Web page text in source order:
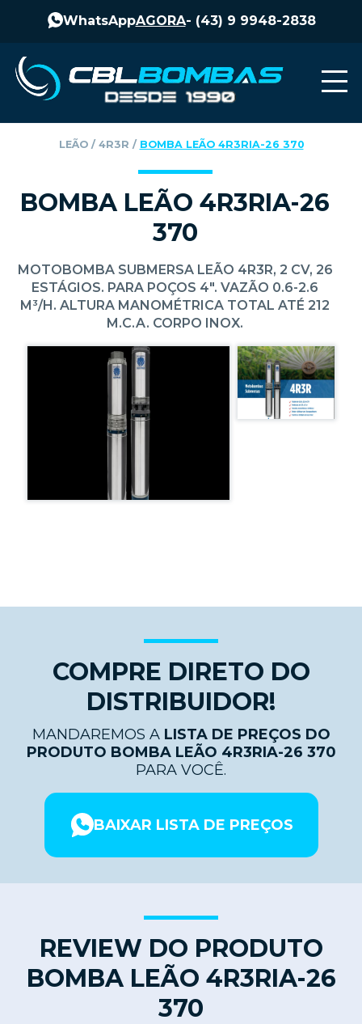
WhatsAppAGORA- (43) 9 9948-2838
LEÃO‎ / ‎ 4R3R ‎ / ‎ BOMBA LEÃO 4R3RIA-26 370
BOMBA LEÃO 4R3RIA-26
370
MOTOBOMBA SUBMERSA LEÃO 4R3R, 2 CV, 26
ESTÁGIOS. PARA POÇOS 4". VAZÃO 0.6-2.6
M³/H. ALTURA MANOMÉTRICA TOTAL ATÉ 212
M.C.A. CORPO INOX.
COMPRE DIRETO DO
DISTRIBUIDOR!
MANDAREMOS A LISTA DE PREÇOS DO
PRODUTO BOMBA LEÃO 4R3RIA-26 370
PARA VOCÊ.
BAIXAR LISTA DE PREÇOS
REVIEW DO PRODUTO
BOMBA LEÃO 4R3RIA-26
370